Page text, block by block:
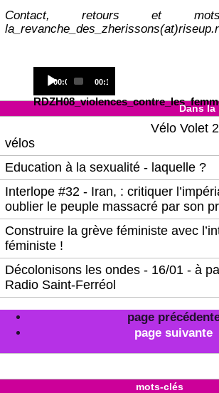
Contact, retours et
Player
Current
00:00
Total
00:13
Dans la
Vélo Volet
vélos
Education à la sexualité - laquelle ?
Interlope #32 - Iran, : critiquer
oublier le peuple massacré par son
Construire la grève féministe avec
féministe !
Décolonisons les ondes - 16/01 - à
Radio Saint-Ferréol
page
page suivante
mots-clés